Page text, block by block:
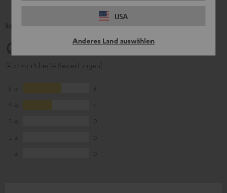
USA
Anderes Land auswählen
So bewerten Kunden dieses Produkt